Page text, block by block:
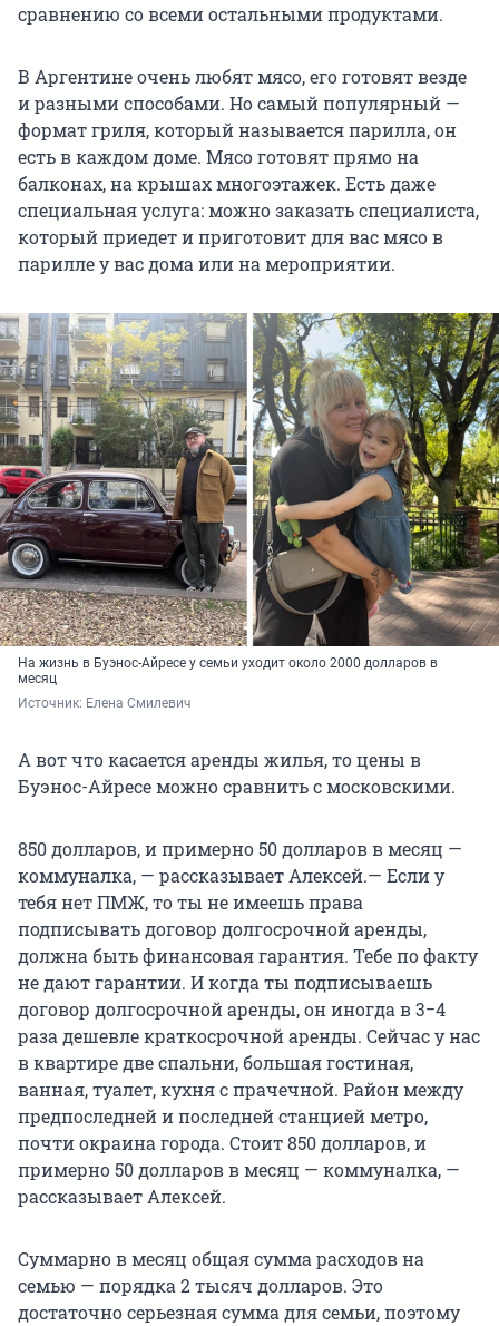
сравнению со всеми остальными продуктами.
В Аргентине очень любят мясо, его готовят везде
и разными способами. Но самый популярный —
формат гриля, который называется парилла, он
есть в каждом доме. Мясо готовят прямо на
балконах, на крышах многоэтажек. Есть даже
специальная услуга: можно заказать специалиста,
который приедет и приготовит для вас мясо в
парилле у вас дома или на мероприятии.
На жизнь в Буэнос-Айресе у семьи уходит около 2000 долларов в
месяц
Источник: Елена Смилевич
А вот что касается аренды жилья, то цены в
Буэнос-Айресе можно сравнить с московскими.
850 долларов, и примерно 50 долларов в месяц —
коммуналка, — рассказывает Алексей.— Если у
тебя нет ПМЖ, то ты не имеешь права
подписывать договор долгосрочной аренды,
должна быть финансовая гарантия. Тебе по факту
не дают гарантии. И когда ты подписываешь
договор долгосрочной аренды, он иногда в 3−4
раза дешевле краткосрочной аренды. Сейчас у нас
в квартире две спальни, большая гостиная,
ванная, туалет, кухня с прачечной. Район между
предпоследней и последней станцией метро,
почти окраина города. Стоит 850 долларов, и
примерно 50 долларов в месяц — коммуналка, —
рассказывает Алексей.
Суммарно в месяц общая сумма расходов на
семью — порядка 2 тысяч долларов. Это
достаточно серьезная сумма для семьи, поэтому